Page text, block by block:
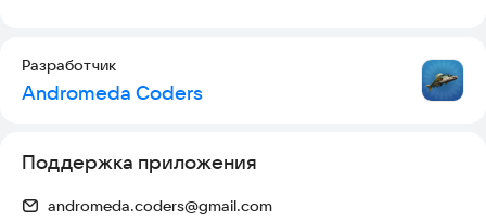
Наш симулятор "Реальная рыбалка" оптимизирован для
планшетов и поддерживает ландшафтную ориентацию на
Тема симулятора "Реальная рыбалка" на 4PDA:
https://4pda.to/forum/index.php?showtopic=560481
Разработчик
Andromeda Coders
Поддержка приложения
andromeda.coders@gmail.com